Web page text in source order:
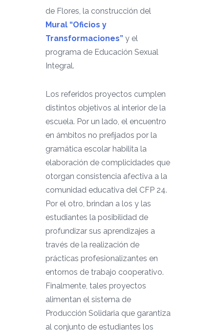
de Flores, la construcción del
Mural “Oficios y
Transformaciones”y el
programa de Educación Sexual
Integral.
Los referidos proyectos cumplen
distintos objetivos al interior de la
escuela. Por un lado, el encuentro
en ámbitos no prefijados por la
gramática escolar habilita la
elaboración de complicidades que
otorgan consistencia afectiva a la
comunidad educativa del CFP 24.
Por el otro, brindan a los y las
estudiantes la posibilidad de
profundizar sus aprendizajes a
través de la realización de
prácticas profesionalizantes en
entornos de trabajo cooperativo.
Finalmente, tales proyectos
alimentan el sistema de
Producción Solidaria que garantiza
al conjunto de estudiantes los